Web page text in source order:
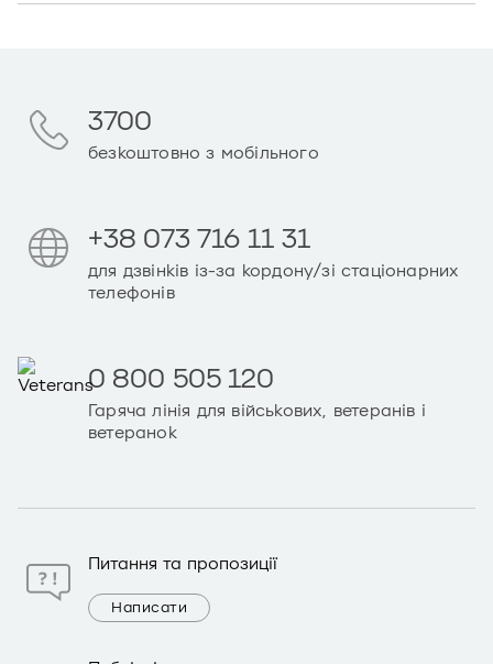
3700
безкоштовно з мобільного
+38 073 716 11 31
для дзвінків із-за кордону/зі стаціонарних
телефонів
0 800 505 120
Гаряча лінія для військових, ветеранів і
ветеранок
Питання та пропозиції
Написати